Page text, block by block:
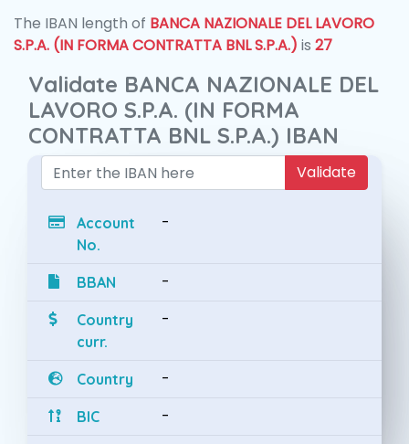
The IBAN length of BANCA NAZIONALE DEL LAVORO
S.P.A. (IN FORMA CONTRATTA BNL S.P.A.) is 27
Validate BANCA NAZIONALE DEL
LAVORO S.P.A. (IN FORMA
CONTRATTA BNL S.P.A.) IBAN
Validate
Account
No.
-
BBAN -
Country
curr.
-
Country -
BIC -